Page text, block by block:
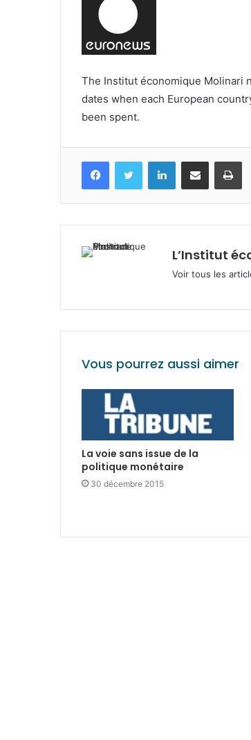
The Institut économique Molinari
dates when each European
been spent.
FacebookTwitter LinkedinPartagez par mail
L’Institut
Voir tous les
Vous pourrez aussi aimer
La voie sans issue de la
politique monétaire
30 décembre 2015